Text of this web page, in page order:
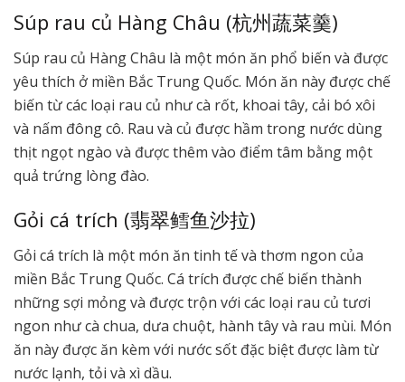
Súp rau củ Hàng Châu (杭州蔬菜羹)
Súp rau củ Hàng Châu là một món ăn phổ biến và được
yêu thích ở miền Bắc Trung Quốc. Món ăn này được chế
biến từ các loại rau củ như cà rốt, khoai tây, cải bó xôi
và nấm đông cô. Rau và củ được hầm trong nước dùng
thịt ngọt ngào và được thêm vào điểm tâm bằng một
quả trứng lòng đào.
Gỏi cá trích (翡翠鳕鱼沙拉)
Gỏi cá trích là một món ăn tinh tế và thơm ngon của
miền Bắc Trung Quốc. Cá trích được chế biến thành
những sợi mỏng và được trộn với các loại rau củ tươi
ngon như cà chua, dưa chuột, hành tây và rau mùi. Món
ăn này được ăn kèm với nước sốt đặc biệt được làm từ
nước lạnh, tỏi và xì dầu.